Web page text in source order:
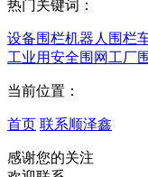
热门关键词：
设备围栏机器人围栏
工业用安全围网 工厂
当前位置：
首页 联系顺泽鑫
感谢您的关注